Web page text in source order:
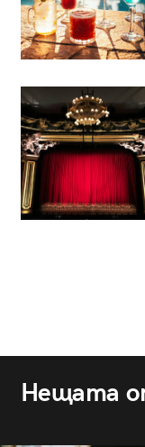
Нещата